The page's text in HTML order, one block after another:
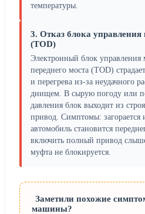
температуры.
3. Отказ блока
(TOD)
Электронный блок
переднего моста (TOD)
и перегрева из-за неудачного
днищем. В сырую погоду или
давления блок выходит из
привод. Симптомы: загорается
автомобиль становится
включить полный привод
муфта не блокируется.
Заметили похожие
машины?